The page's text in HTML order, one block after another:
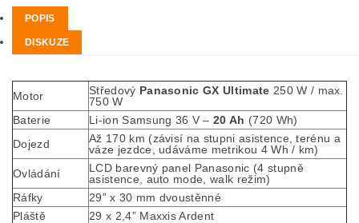
POPIS
DISKUZE
Motor Středový Panasonic GX Ultimate 250 W / max.
750 W
Baterie
Li-ion Samsung 36 V – 20 Ah (720 Wh)
Dojezd
Až 170 km (závisí na stupni asistence, terénu a
váze jezdce, udáváme metrikou 4 Wh / km)
Ovládání
LCD barevný panel Panasonic (4 stupně
asistence, auto mode, walk režim)
Ráfky
29” x 30 mm dvoustěnné
Pláště
29 x 2,4” Maxxis Ardent